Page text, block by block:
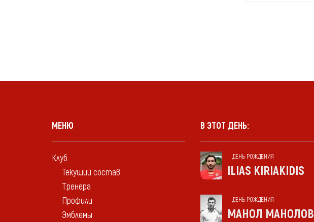
МЕНЮ
Клуб
Текущий состав
Тренера
Профили
Эмблемы
В ЭТОТ ДЕНЬ:
ДЕНЬ РОЖДЕНИЯ
ILIAS KIRIAKIDIS
ДЕНЬ РОЖДЕНИЯ
МАНОЛ МАНОЛОВ